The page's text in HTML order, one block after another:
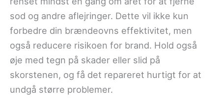
sod og andre aflejringer. Dette vil ikke kun
forbedre din brændeovns effektivitet, men
også reducere risikoen for brand. Hold også
øje med tegn på skader eller slid på
skorstenen, og få det repareret hurtigt for at
undgå større problemer.